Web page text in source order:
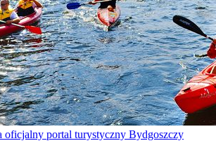
oficjalny portal turystyczny Bydgoszczy